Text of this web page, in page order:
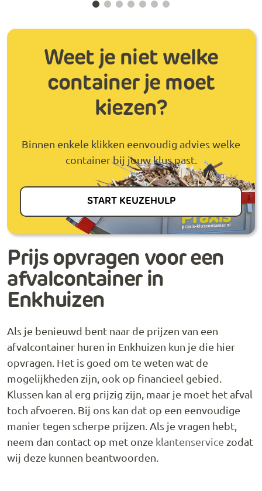
Weet je niet welke
container je moet
kiezen?
Binnen enkele klikken eenvoudig advies welke
container bij jouw klus past.
START KEUZEHULP
Prijs opvragen voor een
afvalcontainer in
Enkhuizen
Als je benieuwd bent naar de prijzen van een
afvalcontainer huren in Enkhuizen kun je die hier
opvragen. Het is goed om te weten wat de
mogelijkheden zijn, ook op financieel gebied.
Klussen kan al erg prijzig zijn, maar je moet het afval
toch afvoeren. Bij ons kan dat op een eenvoudige
manier tegen scherpe prijzen. Als je vragen hebt,
neem dan contact op met onze klantenservice zodat
wij deze kunnen beantwoorden.